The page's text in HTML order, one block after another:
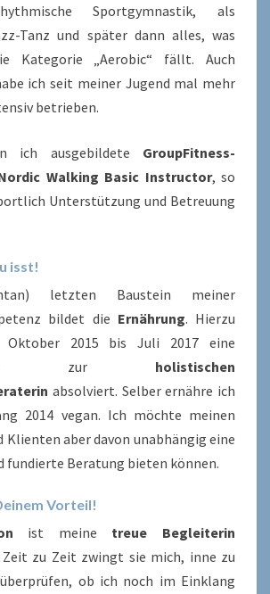
Sportgymnastik, als
Tanz und später dann alles, was
Kategorie „Aerobic“ fällt. Auch
ich seit meiner Jugend mal mehr
betrieben.
ich ausgebildete GroupFitness-
Walking Basic Instructor, so
Unterstützung und Betreuung
isst!
letzten Baustein meiner
bildet die Ernährung. Hierzu
2015 bis Juli 2017 eine
zur holistischen
absolviert. Selber ernähre ich
2014 vegan. Ich möchte meinen
Klienten aber davon unabhängig eine
fundierte Beratung bieten können.
Vorteil!
ist meine treue Begleiterin
Zeit zu Zeit zwingt sie mich, inne zu
ob ich noch im Einklang